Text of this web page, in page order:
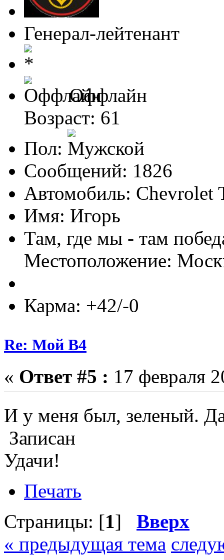
Генерал-лейтенант
Оффлайн
Возраст: 61
Пол:
Сообщений: 1826
Автомобиль:
Имя: Игорь
Там, где мы - там
Местоположение:
Карма: +42/-0
Re: Мой B4
« Ответ #5 : 17 февраля
И у меня был, зеленый.
Записан
Удачи!
Печать
Страницы: [1] Вверх
« предыдущая тема